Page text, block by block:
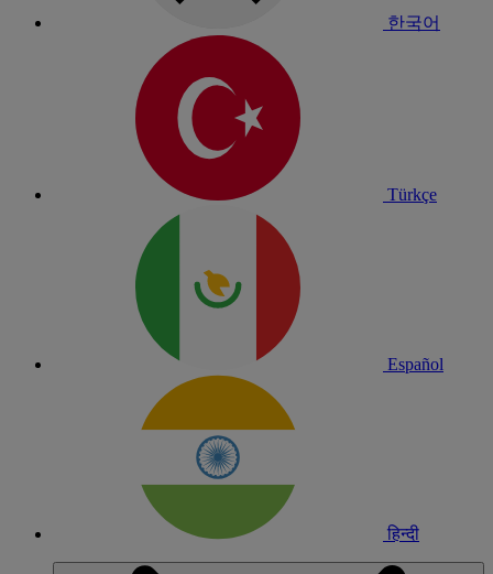
한국어
Türkçe
Español
हिन्दी